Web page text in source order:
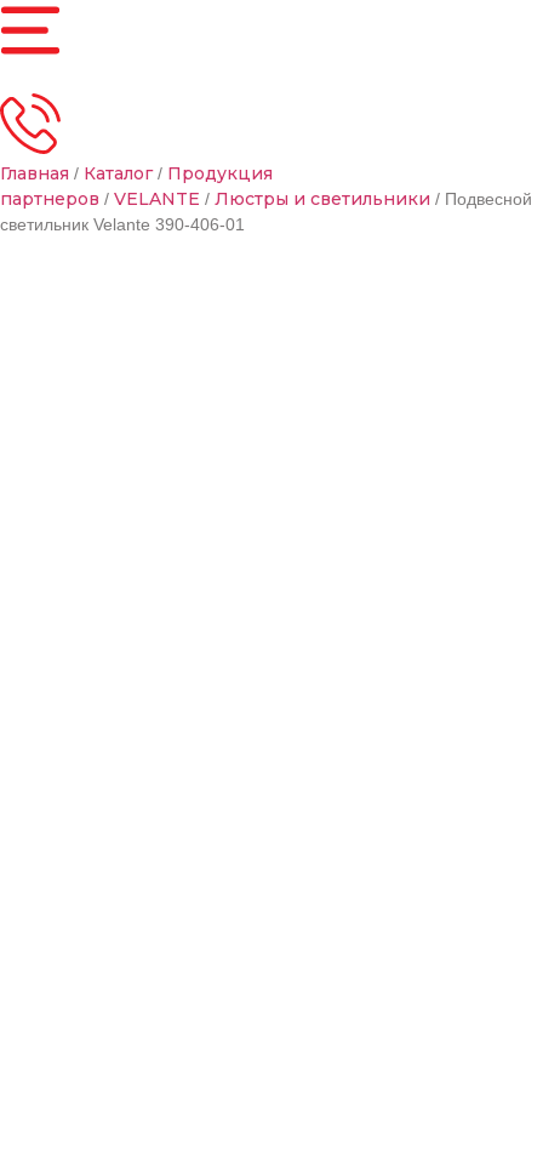
Главная / Каталог/ Продукция
партнеров / VELANTE / Люстры и светильники / Подвесной
светильник Velante 390-406-01